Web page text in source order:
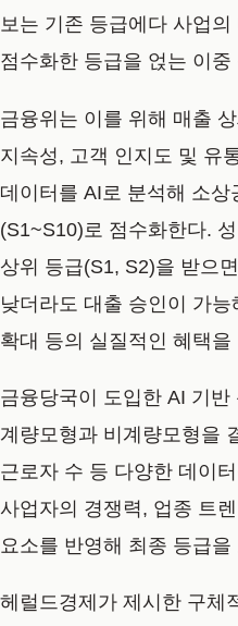
보는 기존 등급에다 사업
점수화한 등급을 얹는 이중
금융위는 이를 위해 매출
지속성, 고객 인지도 및 유
데이터를 AI로 분석해 소
(S1~S10)로 점수화한다.
상위 등급(S1, S2)을 받으
낮더라도 대출 승인이 가
확대 등의 실질적인 혜택을
금융당국이 도입한 AI 기
계량모형과 비계량모형을
근로자 수 등 다양한 데이
사업자의 경쟁력, 업종 트
요소를 반영해 최종 등급
헤럴드경제가 제시한 구체